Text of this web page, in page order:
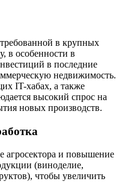
в крупных
в особенности в
в последние
недвижимость.
IT-хабах, а также
высокий спрос на
новых производств.
агросектора и повышение
(виноделие,
чтобы увеличить